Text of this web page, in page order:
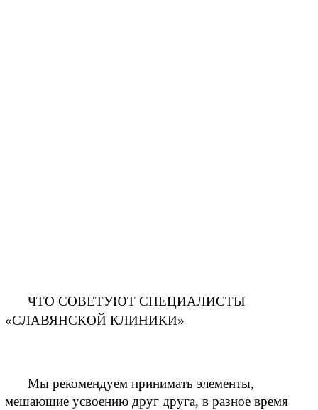
ЧТО СОВЕТУЮТ СПЕЦИАЛИСТЫ
«СЛАВЯНСКОЙ КЛИНИКИ»
Мы рекомендуем принимать элементы,
мешающие усвоению друг друга, в разное время